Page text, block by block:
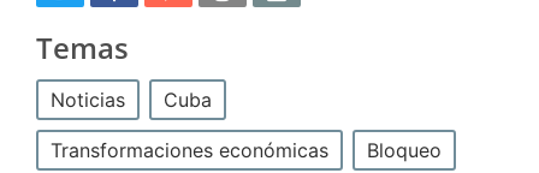
Temas
Noticias Cuba
Transformaciones económicas Bloqueo